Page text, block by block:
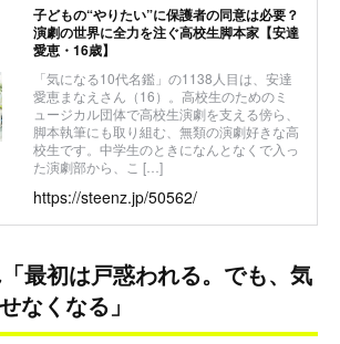
子どもの“やりたい”に保護者の同意は必要？
演劇の世界に全力を注ぐ高校生脚本家【安達
愛恵・16歳】
「気になる10代名鑑」の1138人目は、安達
愛恵まなえさん（16）。高校生のためのミ
ュージカル団体で高校生演劇を支える傍ら、
脚本執筆にも取り組む、無類の演劇好きな高
校生です。中学生のときになんとなくで入っ
た演劇部から、こ […]
https://steenz.jp/50562/
最初は戸惑われる。でも、気
なくなる」